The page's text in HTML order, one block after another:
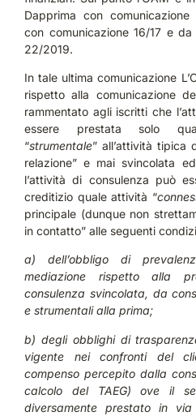
Dapprima con
con comunicazione 16/17 e
22/2019.
In tale ultima comunicazione
rispetto alla comunicazione
rammentato agli iscritti che
essere prestata solo
“strumentale” all’attività tipica
relazione” e mai svincolata
l’attività di consulenza può
creditizio quale attività “
principale (dunque non
in contatto” alle seguenti
a) dell’obbligo di
mediazione rispetto alla
consulenza svincolata, da
e strumentali alla prima;
b) degli obblighi di
vigente nei confronti del
compenso percepito dalla
calcolo del TAEG) ove il
diversamente prestato in